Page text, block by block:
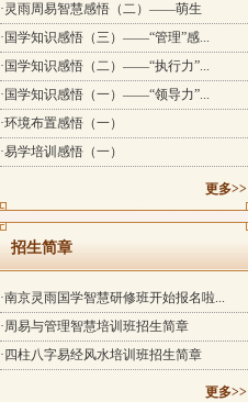
·灵雨周易智慧感悟（二）——萌生
·国学知识感悟（三）——“管理”感...
·国学知识感悟（二）——“执行力”...
·国学知识感悟（一）——“领导力”...
·环境布置感悟（一）
·易学培训感悟（一）
更多>>
招生简章
·南京灵雨国学智慧研修班开始报名啦...
·周易与管理智慧培训班招生简章
·四柱八字易经风水培训班招生简章
更多>>